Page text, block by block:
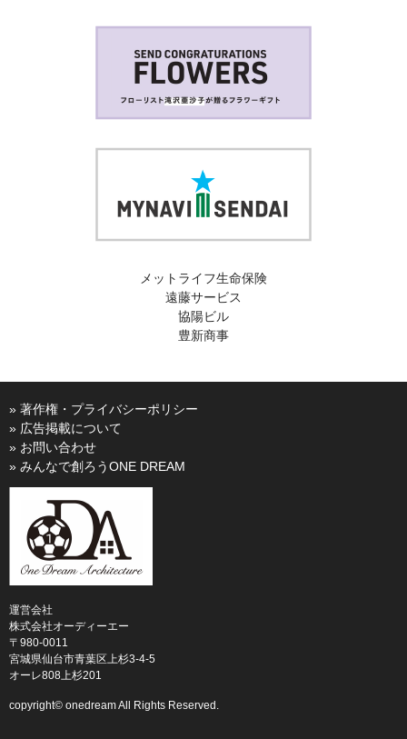
メットライフ生命保険
遠藤サービス
協陽ビル
豊新商事
» 著作権・プライバシーポリシー
» 広告掲載について
» お問い合わせ
» みんなで創ろうONE DREAM
運営会社
株式会社オーディーエー
〒980-0011
宮城県仙台市青葉区上杉3-4-5
オーレ808上杉201
copyright© onedream All Rights Reserved.